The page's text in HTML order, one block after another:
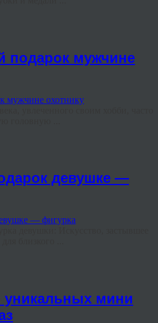
подарок мужчине
девушке —
уникальных мини